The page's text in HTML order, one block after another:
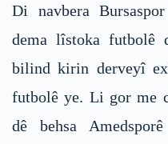
Di navbera
dema lîstoka futbolê
bilind kirin derveyî
futbolê ye. Li gor me
dê behsa